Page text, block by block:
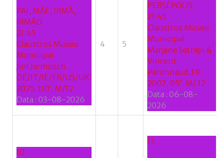
PAI, MÃE, IRMÃ,
IRMÃO
21:45
Claustros Museu
Municipal
Jim Jarmusch.
DE/IT/IE/FR/US/UK:
2025. 110’. M/12
Data : 03-08-2026
4 5
PERSÉPOLIS
21:45
Claustros Museu
Municipal
Marjane Satrapi &
Vincent
Paronnaud. FR:
2007. 95'. M/ 12
Data : 06-08-
2026
10
13